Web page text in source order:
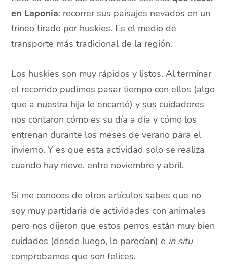
en Laponia: recorrer sus paisajes nevados en un
trineo tirado por huskies. Es el medio de
transporte más tradicional de la región.
Los huskies son muy rápidos y listos. Al terminar
el recorrido pudimos pasar tiempo con ellos (algo
que a nuestra hija le encantó) y sus cuidadores
nos contaron cómo es su día a día y cómo los
entrenan durante los meses de verano para el
invierno. Y es que esta actividad solo se realiza
cuando hay nieve, entre noviembre y abril.
Si me conoces de otros artículos sabes que no
soy muy partidaria de actividades con animales
pero nos dijeron que estos perros están muy bien
cuidados (desde luego, lo parecían) e in situ
comprobamos que son felices.